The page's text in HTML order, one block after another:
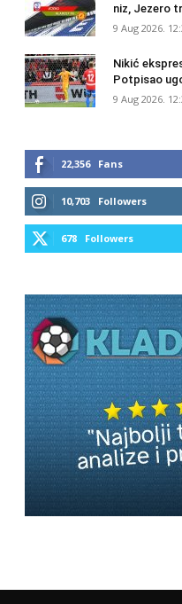
niz, Jezero
9 Aug 2026.
Nikić
Potpisao
9 Aug 2026.
22,356 Fans
10,703 Followers
678 Followers